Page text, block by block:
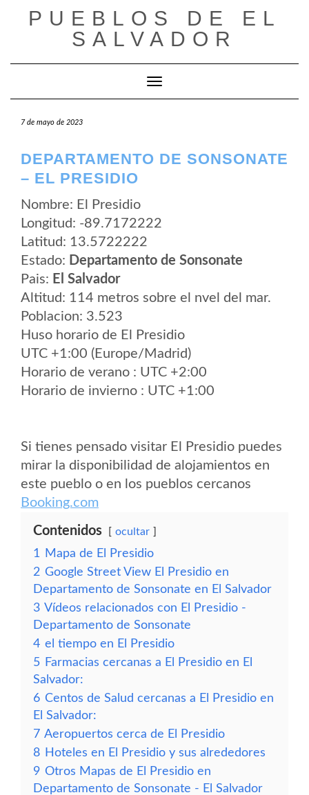
PUEBLOS DE EL
SALVADOR
Cambiar modo de navegación
7 de mayo de 2023
DEPARTAMENTO DE SONSONATE
– EL PRESIDIO
Nombre: El Presidio
Longitud: -89.7172222
Latitud: 13.5722222
Estado: Departamento de Sonsonate
Pais: El Salvador
Altitud: 114 metros sobre el nvel del mar.
Poblacion: 3.523
Huso horario de El Presidio
UTC +1:00 (Europe/Madrid)
Horario de verano : UTC +2:00
Horario de invierno : UTC +1:00
Si tienes pensado visitar El Presidio puedes
mirar la disponibilidad de alojamientos en
este pueblo o en los pueblos cercanos
Booking.com
Contenidos ocultar
1
Mapa de El Presidio
2 Google Street View El Presidio en
Departamento de Sonsonate en El Salvador
3 Vídeos relacionados con El Presidio -
Departamento de Sonsonate
4 el tiempo en El Presidio
5 Farmacias cercanas a El Presidio en El
Salvador:
6 Centos de Salud cercanas a El Presidio en
El Salvador:
7 Aeropuertos cerca de El Presidio
8 Hoteles en El Presidio y sus alrededores
9 Otros Mapas de El Presidio en
Departamento de Sonsonate - El Salvador